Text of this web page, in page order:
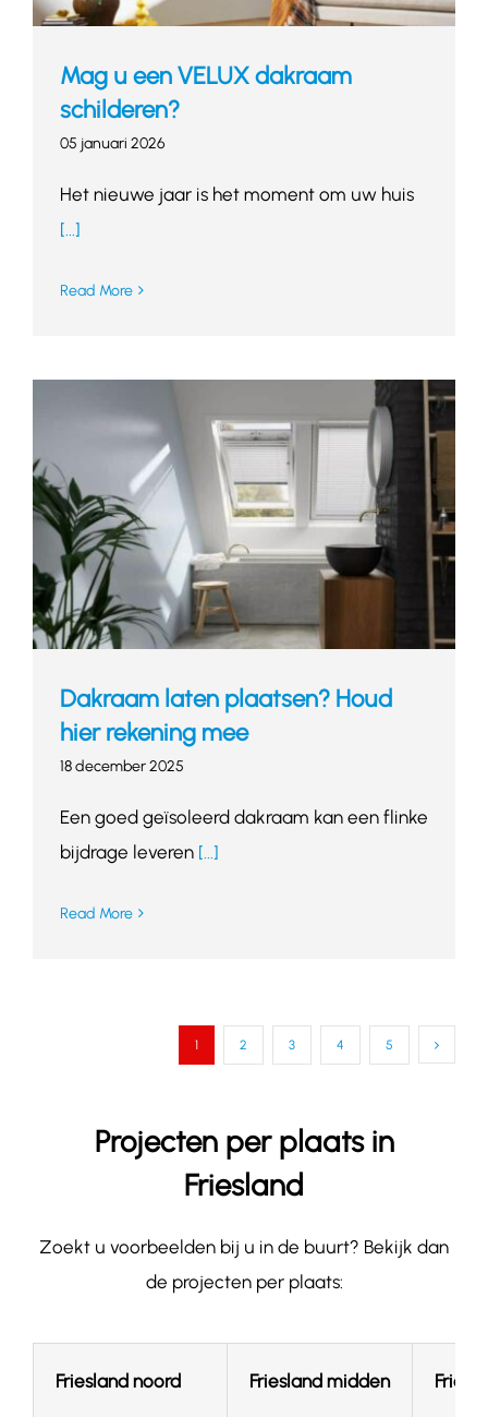
Mag u een VELUX dakraam
schilderen?
05 januari 2026
Het nieuwe jaar is het moment om uw huis
[...]
Read More
Dakraam laten plaatsen? Houd
hier rekening mee
18 december 2025
Een goed geïsoleerd dakraam kan een flinke
bijdrage leveren[...]
Read More
1 2 3 4 5
Projecten per plaats in
Friesland
Zoekt u voorbeelden bij u in de buurt? Bekijk dan
de projecten per plaats:
Friesland noord Friesland midden